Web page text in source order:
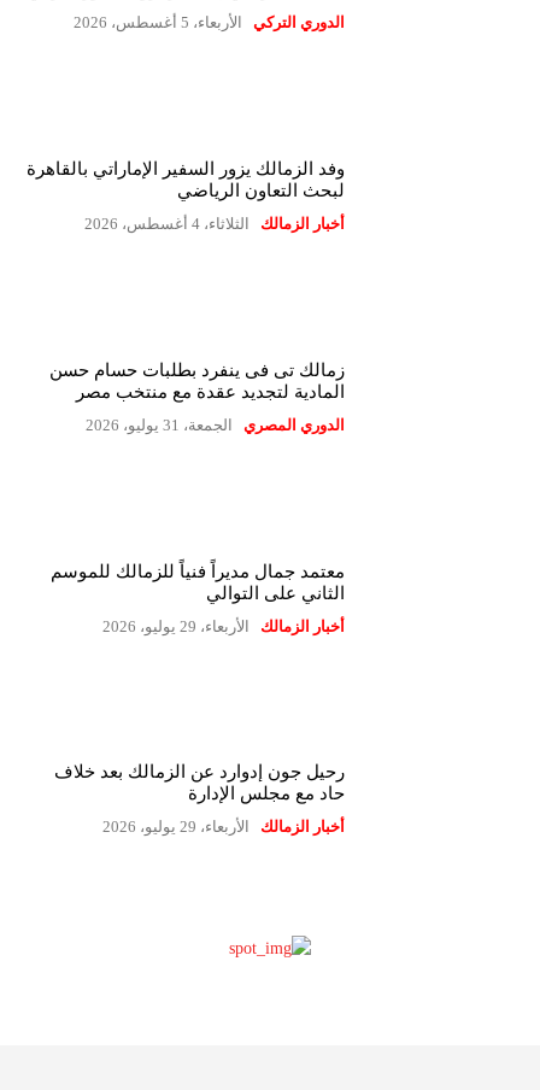
الدوري التركي الأربعاء، 5 أغسطس، 2026
وفد الزمالك يزور السفير الإماراتي بالقاهرة
لبحث التعاون الرياضي
أخبار الزمالك الثلاثاء، 4 أغسطس، 2026
زمالك تى فى ينفرد بطلبات حسام حسن
المادية لتجديد عقدة مع منتخب مصر
الدوري المصري الجمعة، 31 يوليو، 2026
معتمد جمال مديراً فنياً للزمالك للموسم
الثاني على التوالي
أخبار الزمالك الأربعاء، 29 يوليو، 2026
رحيل جون إدوارد عن الزمالك بعد خلاف
حاد مع مجلس الإدارة
أخبار الزمالك الأربعاء، 29 يوليو، 2026